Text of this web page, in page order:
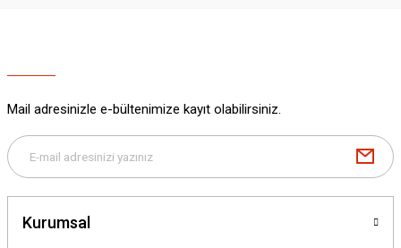
Bu ürüne benzer farklı alternatifler olmalı.
Mail adresinizle e-bültenimize kayıt olabilirsiniz.
Kurumsal